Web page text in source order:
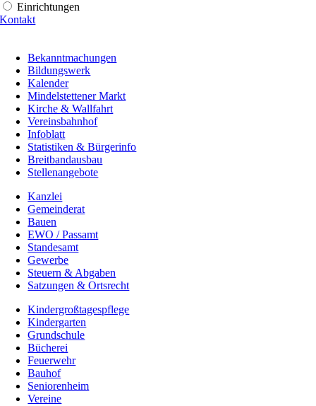
Einrichtungen
Kontakt
Bekanntmachungen
Bildungswerk
Kalender
Mindelstettener Markt
Kirche & Wallfahrt
Vereinsbahnhof
Infoblatt
Statistiken & Bürgerinfo
Breitbandausbau
Stellenangebote
Kanzlei
Gemeinderat
Bauen
EWO / Passamt
Standesamt
Gewerbe
Steuern & Abgaben
Satzungen & Ortsrecht
Kindergroßtagespflege
Kindergarten
Grundschule
Bücherei
Feuerwehr
Bauhof
Seniorenheim
Vereine